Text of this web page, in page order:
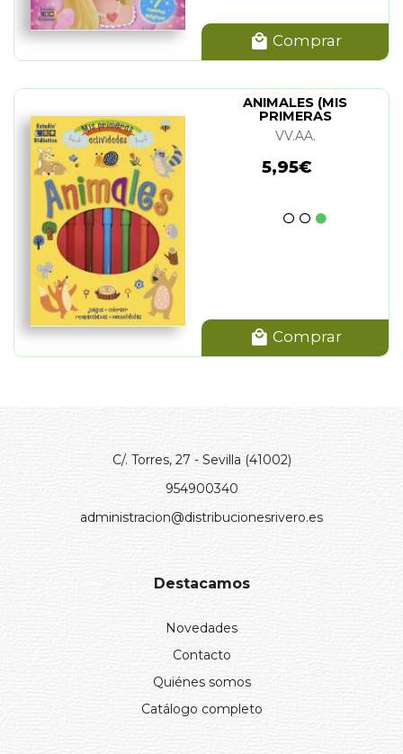
Comprar
ANIMALES (MIS
PRIMERAS
ACTIVIDADES)
VV.AA.
5,95€
Comprar
C/. Torres, 27 - Sevilla (41002)
954900340
administracion@distribucionesrivero.es
Destacamos
Novedades
Contacto
Quiénes somos
Catálogo completo